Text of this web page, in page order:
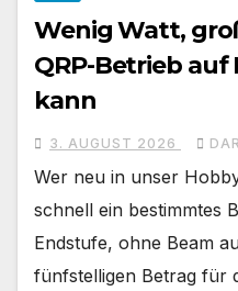
Wenig Watt,
QRP-Betrieb
kann
3. AUGUST 2026
Wer neu in unser
schnell ein bestimmtes
Endstufe, ohne Beam
fünfstelligen Betrag für